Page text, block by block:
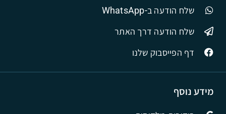
מידע נוסף
שלח הודעה ב-WhatsApp
שלח הודעה דרך האתר
דף הפייסבוק שלנו